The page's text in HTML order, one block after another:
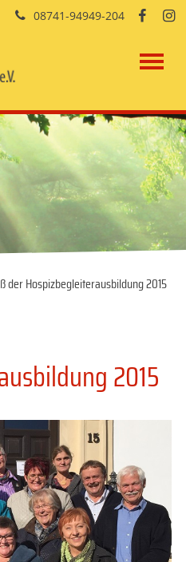
der Hospizbegleiterausbildung 2015
2015
08741-94949-204  